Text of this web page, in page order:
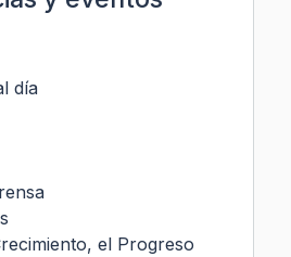
día
el Progreso